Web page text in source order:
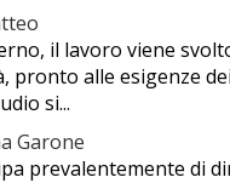
il lavoro viene
pronto alle esigenze
si...
Garone
prevalentemente di